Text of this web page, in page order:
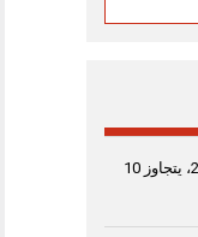
إنتاج القمح في مصر خلال موسم 2026، يتجاوز 10